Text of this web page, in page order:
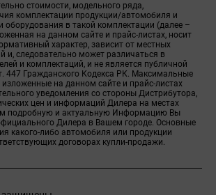
стоимости, модельного ряда,
комплектации продукции/автомобиля и
оборудования в такой комплектации (далее –
на данном сайте и прайс-листах, носит
характер, зависит от местных
и, следовательно может различаться в
и комплектаций, и не является публичной
447 Гражданского Кодекса РК. Максимальные
на данном сайте и прайс-листах
уведомления со стороны Дистрибутора,
цен и информаций Дилера на местах
подробную и актуальную Информацию Вы
Дилера в Вашем городе. Основные
какого-либо автомобиля или продукции
договорах купли-продажи.